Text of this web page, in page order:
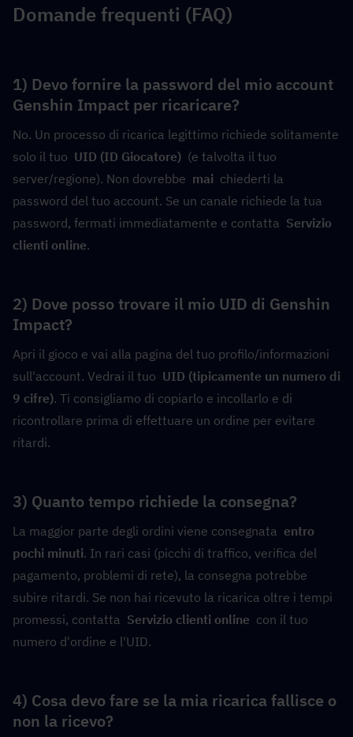
Domande frequenti (FAQ)
1) Devo fornire la password del mio account
Genshin Impact per ricaricare?
No. Un processo di ricarica legittimo richiede solitamente
solo il tuo UID (ID Giocatore)
  (e talvolta il tuo
server/regione). Non dovrebbe mai
  chiederti la
password del tuo account. Se un canale richiede la tua
password, fermati immediatamente e contatta Servizio
clienti online.
2) Dove posso trovare il mio UID di Genshin
Impact?
Apri il gioco e vai alla pagina del tuo profilo/informazioni
sull'account. Vedrai il tuo UID (tipicamente un numero di
9 cifre). Ti consigliamo di copiarlo e incollarlo e di
ricontrollare prima di effettuare un ordine per evitare
ritardi.
3) Quanto tempo richiede la consegna?
La maggior parte degli ordini viene consegnata entro
pochi minuti. In rari casi (picchi di traffico, verifica del
pagamento, problemi di rete), la consegna potrebbe
subire ritardi. Se non hai ricevuto la ricarica oltre i tempi
promessi, contatta Servizio clienti online
  con il tuo
numero d'ordine e l'UID.
4) Cosa devo fare se la mia ricarica fallisce o
non la ricevo?